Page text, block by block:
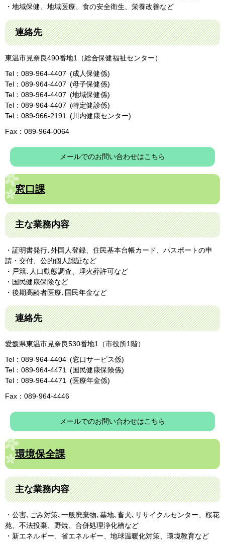
・地域保健、地域医療、食の安全衛生、栄養改善など
連絡先
東温市見奈良490番地1（総合保健福祉センター）
Tel：089-964-4407
成人保健係
Tel：089-964-4407
母子保健係
Tel：089-964-4407
地域保健係
Tel：089-964-4407
特定健診係
Tel：089-966-2191
川内健康センター
Fax：089-964-0064
メールでのお問い合わせはこちら
窓口課
主な業務内容
・証明書発行､外国人登録、住民基本台帳カード、パスポートの申
請・交付、公的個人認証など
・戸籍､人口動態調査、埋火葬許可など
・国民健康保険など
・後期高齢者医療､国民年金など
連絡先
愛媛県東温市見奈良530番地1（市役所1階）
Tel：089-964-4404
窓口サービス係
Tel：089-964-4471
国民健康保険係
Tel：089-964-4471
医療年金係
Fax：089-964-4446
メールでのお問い合わせはこちら
環境保全課
主な業務内容
・公害､ごみ対策､一般廃棄物､墓地､畜犬､リサイクルセンター、桜花
苑、不法投棄、野焼、合併処理浄化槽など
・新エネルギー、省エネルギー、地球温暖化対策、環境教育など